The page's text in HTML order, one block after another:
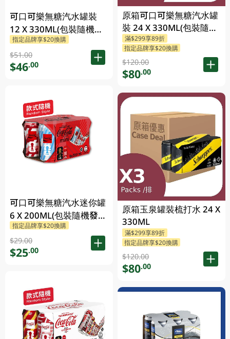
可口可樂無糖汽水罐裝
12 X 330ML(包裝隨機發
送)
指定品牌享$20換購
$51.00
$46.00
可口可樂無糖汽水迷你罐
6 X 200ML(包裝隨機發
送)
指定品牌享$20換購
$29.00
$25.00
原箱可口可樂無糖汽水罐
裝 24 X 330ML(包裝隨機
發送)
滿$299享89折
指定品牌享$20換購
$120.00
$80.00
原箱玉泉罐裝梳打水 24 X
330ML
滿$299享89折
指定品牌享$20換購
$120.00
$80.00